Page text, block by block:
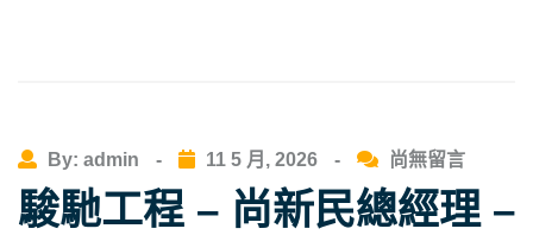
By: admin - 11 5 月, 2026 - 尚無留言
駿馳工程 – 尚新民總經理 –